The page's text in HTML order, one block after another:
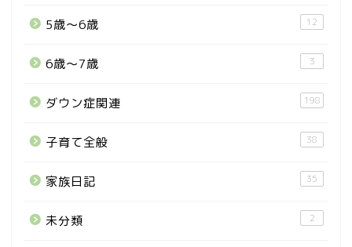
5歳〜6歳 12
6歳〜7歳 3
ダウン症関連 198
子育て全般 38
家族日記 35
未分類 2